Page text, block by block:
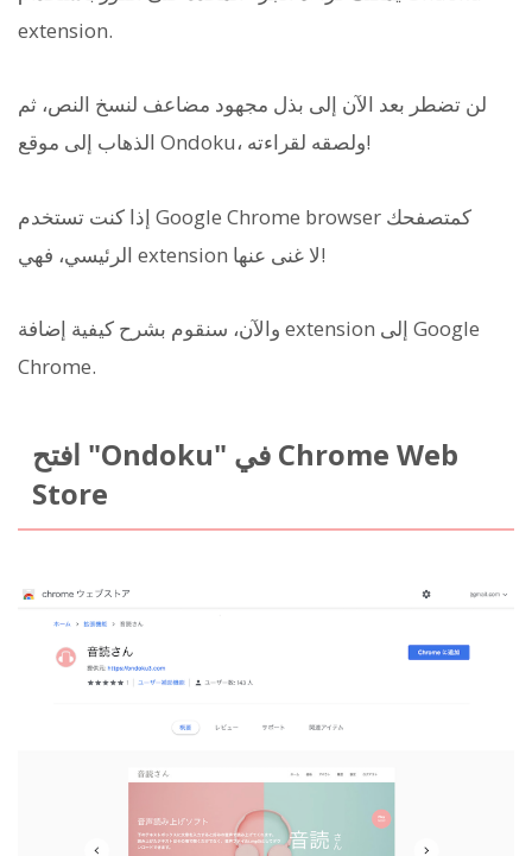
extension.
لن تضطر بعد الآن إلى بذل مجهود مضاعف لنسخ النص، ثم
الذهاب إلى موقع Ondoku، ولصقه لقراءته!
إذا كنت تستخدم Google Chrome browser كمتصفحك
الرئيسي، فهي extension لا غنى عنها!
والآن، سنقوم بشرح كيفية إضافة extension إلى Google
Chrome.
افتح "Ondoku" في Chrome Web
Store